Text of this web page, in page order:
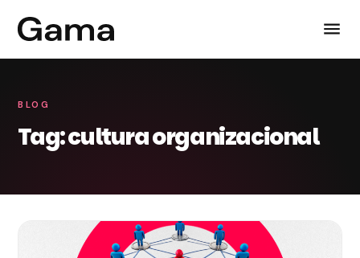
BLOG
Tag: cultura organizacional